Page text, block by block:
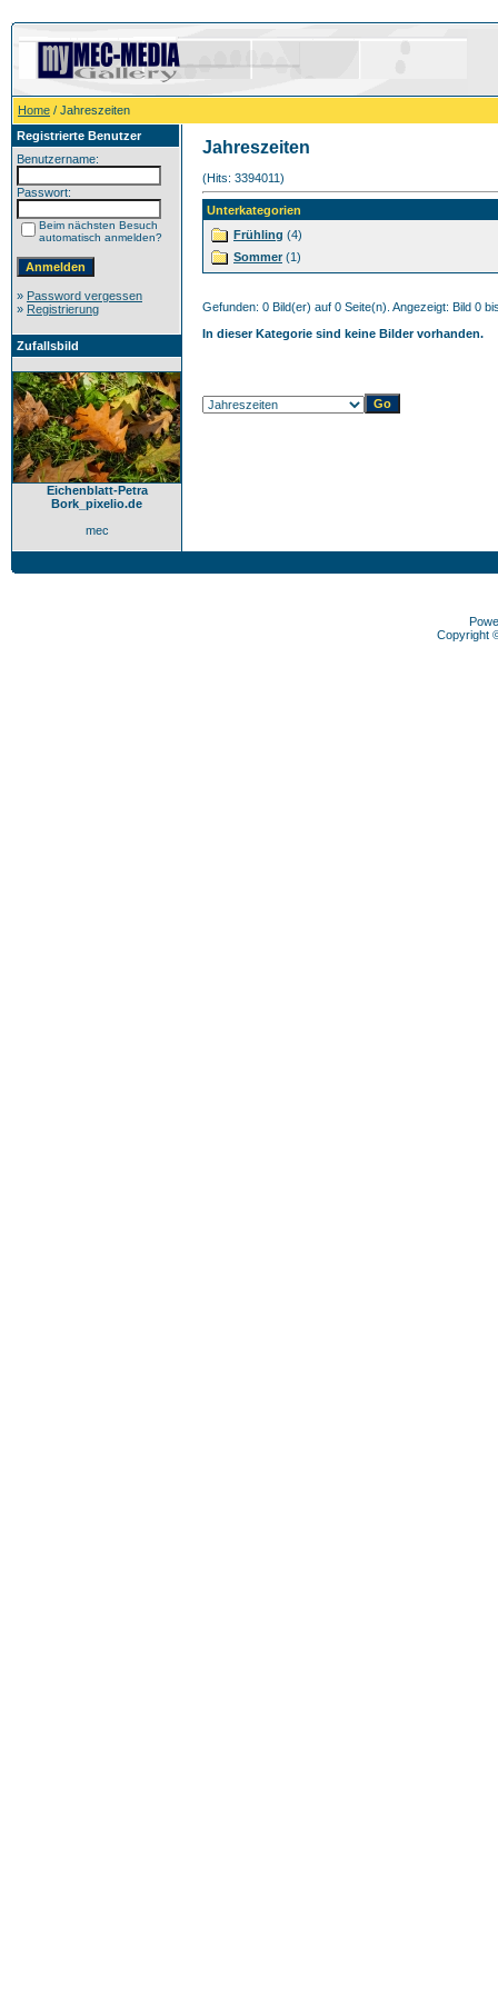
Home / Jahreszeiten
Registrierte Benutzer
Benutzername:
Passwort:
Beim nächsten Besuch
automatisch anmelden?
» Password vergessen
» Registrierung
Zufallsbild
Eichenblatt-Petra
Bork_pixelio.de
mec
Jahreszeiten
(Hits: 3394011)
Unterkategorien
Frühling (4)
Sommer(1)
Gefunden: 0 Bild(er) auf 0 Seite(n). Angezeigt: Bild 0
In dieser Kategorie sind keine Bilder vorhanden.
Copyright